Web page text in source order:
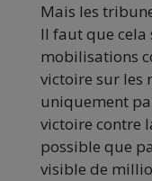
Mais les
Il faut que cela
mobilisations
victoire sur les
uniquement
victoire contre
possible que
visible de